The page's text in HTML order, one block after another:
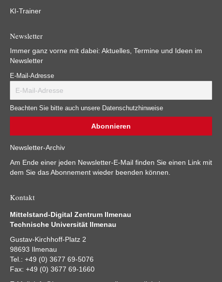
KI-Trainer
Newsletter
Immer ganz vorne mit dabei: Aktuelles, Termine und Ideen im
Newsletter
E-Mail-Adresse
Beachten Sie bitte auch unsere Datenschutzhinweise
Newsletter-Archiv
Am Ende einer jeden Newsletter-E-Mail finden Sie einen Link mit
dem Sie das Abonnement wieder beenden können.
Kontakt
Mittelstand-Digital Zentrum Ilmenau
Technische Universität Ilmenau
Gustav-Kirchhoff-Platz 2
98693 Ilmenau
Tel.: +49 (0) 3677 69-5076
Fax: +49 (0) 3677 69-1660